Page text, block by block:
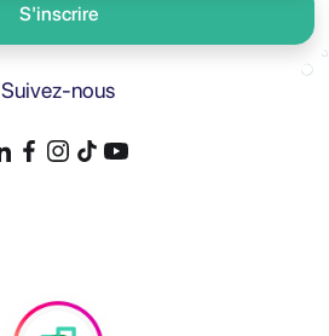
S'inscrire
Suivez-nous